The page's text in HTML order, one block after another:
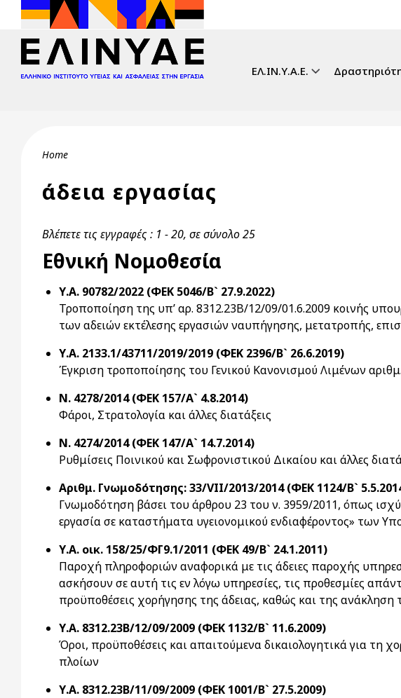
Skip to main content
ΕΛ.ΙΝ.Υ.Α.Ε.
Breadcrumb
Home
άδεια εργασίας
Βλέπετε τις εγγραφές : 1 - 20, σε σύνολο 25
Εθνική Νομοθεσία
Υ.Α. 90782/2022 (ΦΕΚ 5046/Β` 27.9.2022)
Τροποποίηση της υπ’ αρ. 8312.23B/12/09/01.6.2009 κοινής
των αδειών εκτέλεσης εργασιών ναυπήγησης, μετατροπής,
Υ.Α. 2133.1/43711/2019/2019 (ΦΕΚ 2396/Β` 26.6.2019)
Έγκριση τροποποίησης του Γενικού Κανονισμού Λιμένων αριθμ.
Ν. 4278/2014 (ΦΕΚ 157/Α` 4.8.2014)
Φάροι, Στρατολογία και άλλες διατάξεις
Ν. 4274/2014 (ΦΕΚ 147/Α` 14.7.2014)
Ρυθμίσεις Ποινικού και Σωφρονιστικού Δικαίου και άλλες
Αριθμ. Γνωμοδότησης: 33/VII/2013/2014 (ΦΕΚ 1124/Β`
Γνωμοδότηση βάσει του άρθρου 23 του ν. 3959/2011, όπως
εργασία σε καταστήματα υγειονομικού ενδιαφέροντος» των
Υ.Α. οικ. 158/25/ΦΓ9.1/2011 (ΦΕΚ 49/Β` 24.1.2011)
Παροχή πληροφοριών αναφορικά με τις άδειες παροχής
ασκήσουν σε αυτή τις εν λόγω υπηρεσίες, τις προθεσμίες
προϋποθέσεις χορήγησης της άδειας, καθώς και της
Υ.Α. 8312.23Β/12/09/2009 (ΦΕΚ 1132/Β` 11.6.2009)
Όροι, προϋποθέσεις και απαιτούμενα δικαιολογητικά για τη
πλοίων
Υ.Α. 8312.23Β/11/09/2009 (ΦΕΚ 1001/Β` 27.5.2009)